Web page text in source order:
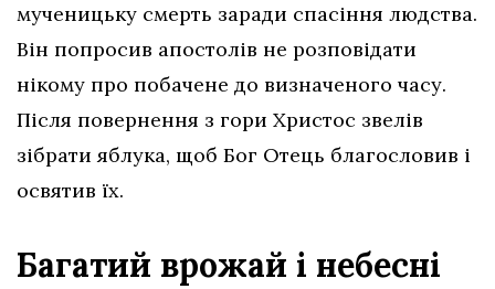
мученицьку смерть заради спасіння людства.
Він попросив апостолів не розповідати
нікому про побачене до визначеного часу.
Після повернення з гори Христос звелів
зібрати яблука, щоб Бог Отець благословив і
освятив їх.
Багатий врожай і небесні